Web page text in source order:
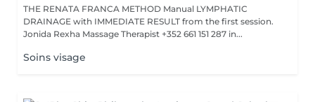
THE RENATA FRANCA METHOD Manual LYMPHATIC
DRAINAGE with IMMEDIATE RESULT from the first session.
Jonida Rexha Massage Therapist +352 661 151 287 in...
Soins visage